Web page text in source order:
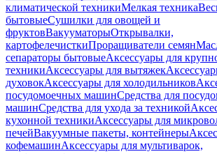
климатической техникиМелкая техника
бытовыеСушилки для овощей и
фруктовВакууматорыОткрывалки,
картофелечисткиПроращиватели семян
сепараторы бытовыеАксессуары для
техникиАксессуары для вытяжек
духовокАксессуары для холодильников
посудомоечных машинСредства для
машинСредства для ухода за техникой
кухонной техникиАксессуары для
печейВакуумные пакеты, контейнеры
кофемашинАксессуары для мультиварок,